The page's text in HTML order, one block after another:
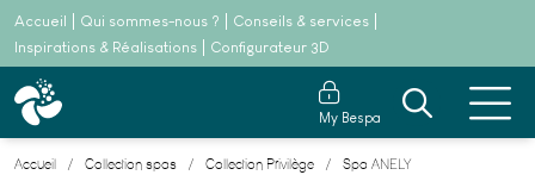
Accueil Qui sommes-nous ?
Conseils & services
Inspirations & Réalisations
Configurateur 3D
My Bespa
Accueil Collection spas Collection Privilège Spa ANELY